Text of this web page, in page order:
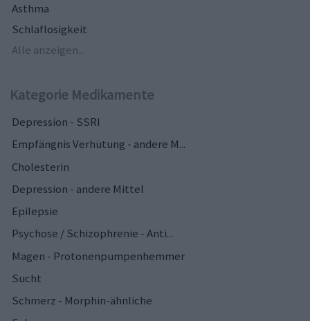
Asthma
Schlaflosigkeit
Alle anzeigen...
Kategorie Medikamente
Depression - SSRI
Empfängnis Verhütung - andere M...
Cholesterin
Depression - andere Mittel
Epilepsie
Psychose / Schizophrenie - Anti...
Magen - Protonenpumpenhemmer
Sucht
Schmerz - Morphin-ähnliche